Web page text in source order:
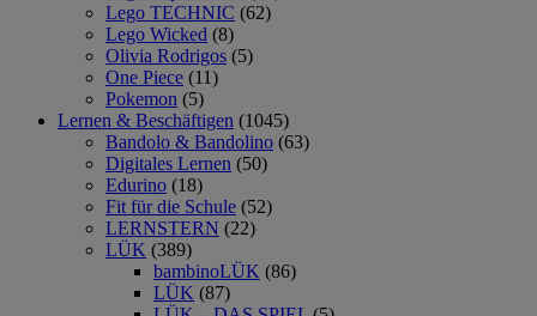
Lego TECHNIC (62)
Lego Wicked (8)
Olivia Rodrigos (5)
One Piece (11)
Pokemon (5)
Lernen & Beschäftigen (1045)
Bandolo & Bandolino (63)
Digitales Lernen (50)
Edurino (18)
Fit für die Schule (52)
LERNSTERN (22)
LÜK (389)
bambinoLÜK (86)
LÜK (87)